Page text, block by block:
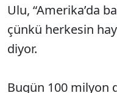
Ulu, “Amerika’da
çünkü herkesin
diyor.
Bugün 100 milyon